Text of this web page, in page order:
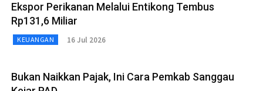
Ekspor Perikanan Melalui Entikong Tembus
Rp131,6 Miliar
KEUANGAN 16 Jul 2026
Bukan Naikkan Pajak, Ini Cara Pemkab Sanggau